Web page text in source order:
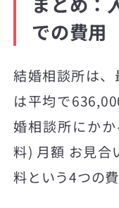
での費用
結婚相談所は
は平均で
婚相談所にか
料) 月額 お見合
料という4つの